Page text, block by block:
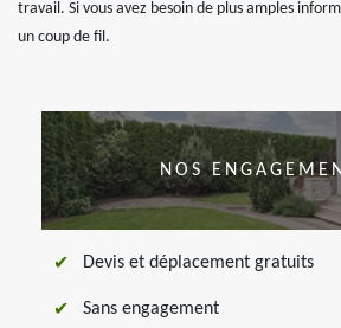
travail. Si vous avez besoin de plus amples
un coup de fil.
NOS
Devis et déplacement gratuits
Sans engagement